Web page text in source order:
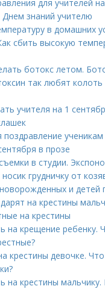
для учителей
Днем знаний учителю
в домашних
сбить высокую
ботокс летом.
так любят
учителя на 1
поздравление
в прозе
в студии.
грудничку от
и детей
на крестины
на крестины
на крещение ребенку.
крестины девочке.
на крестины